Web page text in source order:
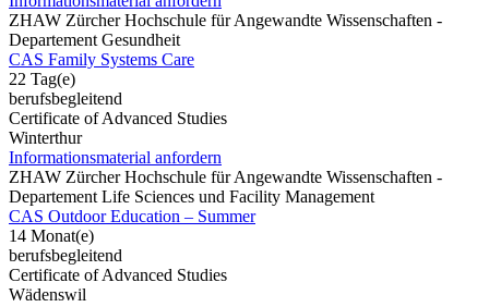
ZHAW Zürcher Hochschule für Angewandte Wissenschaften -
Departement Gesundheit
CAS Family Systems Care
22 Tag(e)
berufsbegleitend
Certificate of Advanced Studies
Winterthur
Informationsmaterial anfordern
ZHAW Zürcher Hochschule für Angewandte Wissenschaften -
Departement Life Sciences und Facility Management
CAS Outdoor Education – Summer
14 Monat(e)
berufsbegleitend
Certificate of Advanced Studies
Wädenswil